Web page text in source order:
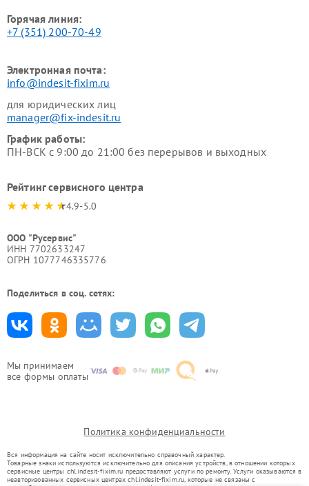
Мы принимаем
все формы оплаты
Горячая линия:
+7 (351) 200-70-49
Электронная почта:
info@indesit-fixim.ru
для юридических лиц
manager@fix-indesit.ru
График работы:
ПН-ВСК с 9:00 до 21:00 без перерывов и выходных
Рейтинг сервисного центра
4.9-5.0
ООО "Русервис"
ИНН 7702633247
ОГРН 1077746335776
Поделиться в соц. сетях:
Политика конфиденциальности
Вся информация на сайте носит исключительно справочный характер.
Товарные знаки используются исключительно для описания устройств, в отношении которых
сервисные центры chl.indesit-fixim.ru предоставляют услуги по ремонту. Услуги оказываются в
неавторизованных сервисных центрах chl.indesit-fixim.ru, которые не связаны с